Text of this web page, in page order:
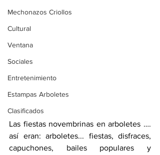
Mechonazos Criollos
Cultural
Ventana
Sociales
Entretenimiento
Estampas Arboletes
Clasificados
Las fiestas novembrinas en arboletes ….
así eran: arboletes... fiestas, disfraces,
capuchones, bailes populares y